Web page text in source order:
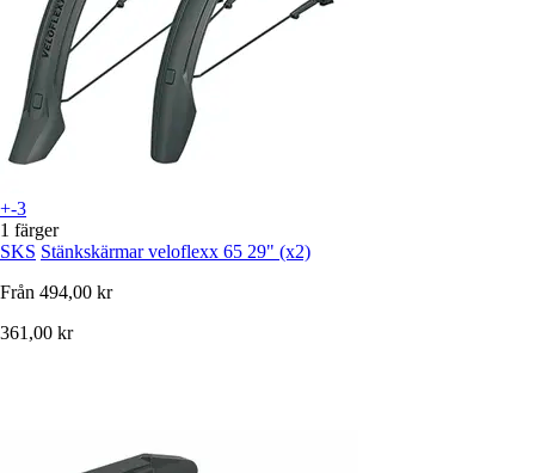
+-3
1 färger
SKS Stänkskärmar veloflexx 65 29" (x2)
Från 494,00 kr
361,00 kr